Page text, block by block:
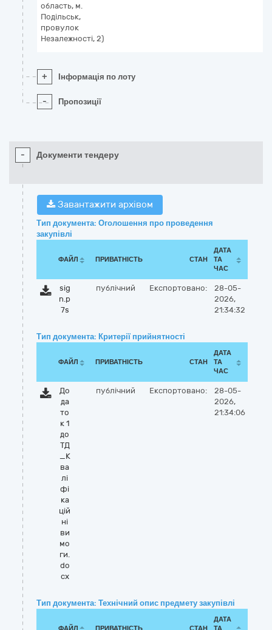
область, м.
Подільськ,
провулок
Незалежності, 2)
+ Інформація по лоту
- Пропозиції
- Документи тендеру
Завантажити архівом
Тип документа: Оголошення про проведення
закупівлі
ФАЙЛ ПРИВАТНІСТЬ СТАН
ДАТА
ТА
ЧАС
sig
n.p
7s
публічний Експортовано:
28-05-
2026,
21:34:32
Тип документа: Критерії прийнятності
ФАЙЛ ПРИВАТНІСТЬ СТАН
ДАТА
ТА
ЧАС
До
да
то
к 1
до
ТД
_К
ва
лі
фі
ка
цій
ні
ви
мо
ги.
do
cx
публічний Експортовано:
28-05-
2026,
21:34:06
Тип документа: Технічний опис предмету закупівлі
ДАТА